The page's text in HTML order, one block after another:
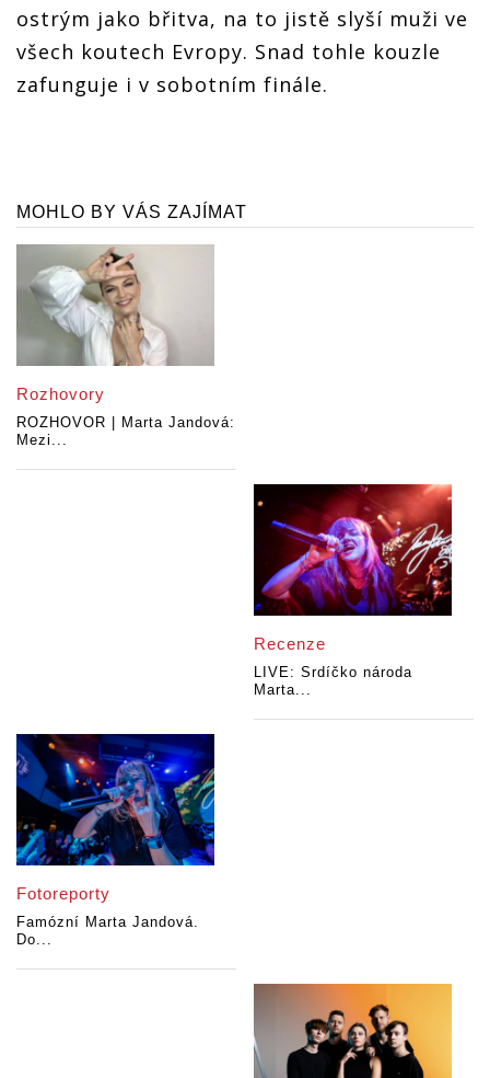
ostrým jako břitva, na to jistě slyší muži ve
všech koutech Evropy. Snad tohle kouzle
zafunguje i v sobotním finále.
MOHLO BY VÁS ZAJÍMAT
Rozhovory
ROZHOVOR | Marta Jandová:
Mezi...
Recenze
LIVE: Srdíčko národa
Marta...
Fotoreporty
Famózní Marta Jandová.
Do...